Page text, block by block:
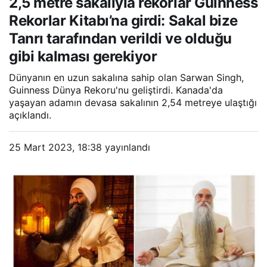
tarafından verildi ve olduğu
gibi kalması gerekiyor
Rekorlar Kitabı’na girdi: Sakal bize
Tanrı tarafından verildi ve olduğu
gibi kalması gerekiyor
Dünyanın en uzun sakalına sahip olan Sarwan Singh,
Guinness Dünya Rekoru'nu geliştirdi. Kanada'da
yaşayan adamın devasa sakalının 2,54 metreye ulaştığı
açıklandı.
25 Mart 2023, 18:38 yayınlandı